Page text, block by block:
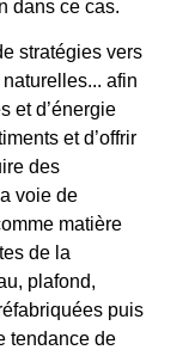
dans ce cas.
stratégies vers
afin
et d’énergie
et d’offrir
des
voie de
matière
de la
plafond,
puis
tendance de